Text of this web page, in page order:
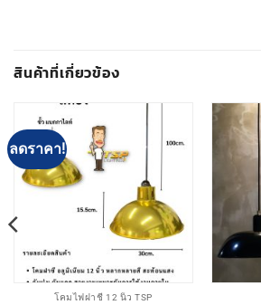
สินค้าที่เกี่ยวข้อง
ลดราคา!
โคมไฟฝาชี 12 นิ้ว TSP